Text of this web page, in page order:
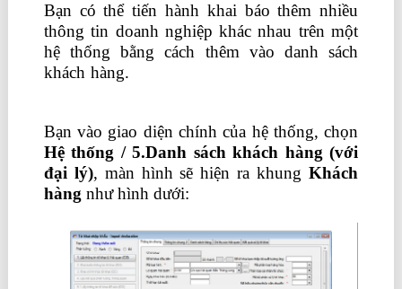
Bạn có thể tiến hành khai báo thêm nhiều
thông tin doanh nghiệp khác nhau trên một
hệ thống bằng cách thêm vào danh sách
khách hàng.
Bạn vào giao diện chính của hệ thống, chọn
Hệ thống / 5.Danh sách khách hàng (với
đại lý), màn hình sẽ hiện ra khungKhách
hàngnhư hình dưới: